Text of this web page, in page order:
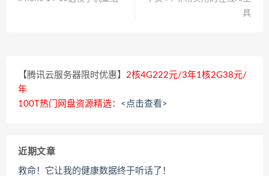
具
【腾讯云服务器限时优惠】 2核4G222元/3年1核2G38元/
年
100T热门网盘资源精选： <点击查看>
近期文章
救命！它让我的健康数据终于听话了！